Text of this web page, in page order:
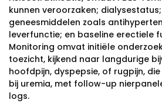
kunnen veroorzaken;
geneesmiddelen zoals
leverfunctie; en baseline erectiele
Monitoring omvat initiële
toezicht, kijkend naar langdurige
hoofdpijn, dyspepsie, of rugpijn,
bij uremia, met follow-up
logs.